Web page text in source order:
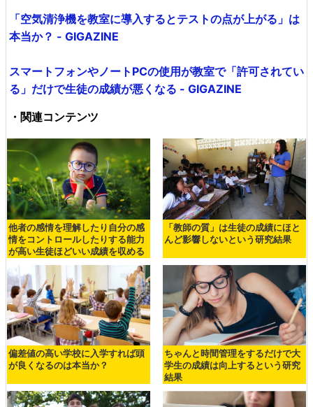
「空気清浄機を教室に導入するとテストの点が上がる」は
本当か？ - GIGAZINE
スマートフォンやノートPCの使用が教室で「許可されてい
る」だけで生徒の成績が悪くなる - GIGAZINE
・関連コンテンツ
他者の感情を理解したり自分の感
情をコントロールしたりする能力
が高い生徒ほどいい成績を収める
「教師の質」は生徒の成績にほと
んど影響しないという研究結果
偏差値の高い学校に入学すれば頭
が良くなるのは本当か？
ちゃんと時間管理をするだけで大
学生の成績は向上するという研究
結果